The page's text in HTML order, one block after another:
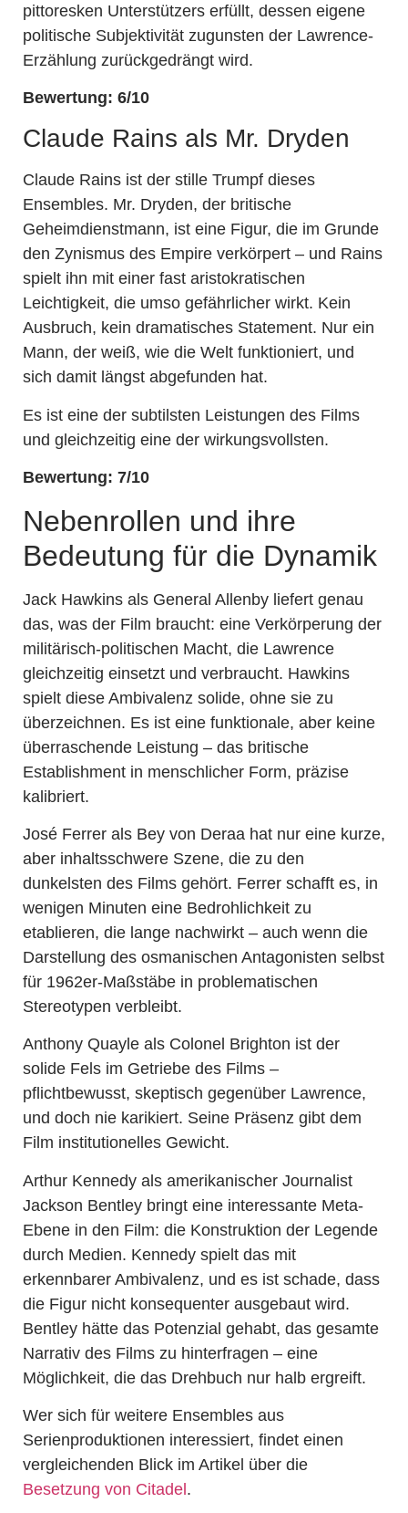
pittoresken Unterstützers erfüllt, dessen eigene
politische Subjektivität zugunsten der Lawrence-
Erzählung zurückgedrängt wird.
Bewertung: 6/10
Claude Rains als Mr. Dryden
Claude Rains ist der stille Trumpf dieses
Ensembles. Mr. Dryden, der britische
Geheimdienstmann, ist eine Figur, die im Grunde
den Zynismus des Empire verkörpert – und Rains
spielt ihn mit einer fast aristokratischen
Leichtigkeit, die umso gefährlicher wirkt. Kein
Ausbruch, kein dramatisches Statement. Nur ein
Mann, der weiß, wie die Welt funktioniert, und
sich damit längst abgefunden hat.
Es ist eine der subtilsten Leistungen des Films
und gleichzeitig eine der wirkungsvollsten.
Bewertung: 7/10
Nebenrollen und ihre
Bedeutung für die Dynamik
Jack Hawkins als General Allenby liefert genau
das, was der Film braucht: eine Verkörperung der
militärisch-politischen Macht, die Lawrence
gleichzeitig einsetzt und verbraucht. Hawkins
spielt diese Ambivalenz solide, ohne sie zu
überzeichnen. Es ist eine funktionale, aber keine
überraschende Leistung – das britische
Establishment in menschlicher Form, präzise
kalibriert.
José Ferrer als Bey von Deraa hat nur eine kurze,
aber inhaltsschwere Szene, die zu den
dunkelsten des Films gehört. Ferrer schafft es, in
wenigen Minuten eine Bedrohlichkeit zu
etablieren, die lange nachwirkt – auch wenn die
Darstellung des osmanischen Antagonisten selbst
für 1962er-Maßstäbe in problematischen
Stereotypen verbleibt.
Anthony Quayle als Colonel Brighton ist der
solide Fels im Getriebe des Films –
pflichtbewusst, skeptisch gegenüber Lawrence,
und doch nie karikiert. Seine Präsenz gibt dem
Film institutionelles Gewicht.
Arthur Kennedy als amerikanischer Journalist
Jackson Bentley bringt eine interessante Meta-
Ebene in den Film: die Konstruktion der Legende
durch Medien. Kennedy spielt das mit
erkennbarer Ambivalenz, und es ist schade, dass
die Figur nicht konsequenter ausgebaut wird.
Bentley hätte das Potenzial gehabt, das gesamte
Narrativ des Films zu hinterfragen – eine
Möglichkeit, die das Drehbuch nur halb ergreift.
Wer sich für weitere Ensembles aus
Serienproduktionen interessiert, findet einen
vergleichenden Blick im Artikel über die
Besetzung von Citadel .